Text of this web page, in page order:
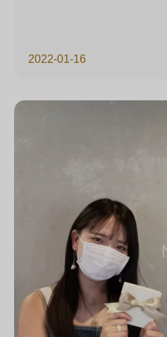
2022-01-16